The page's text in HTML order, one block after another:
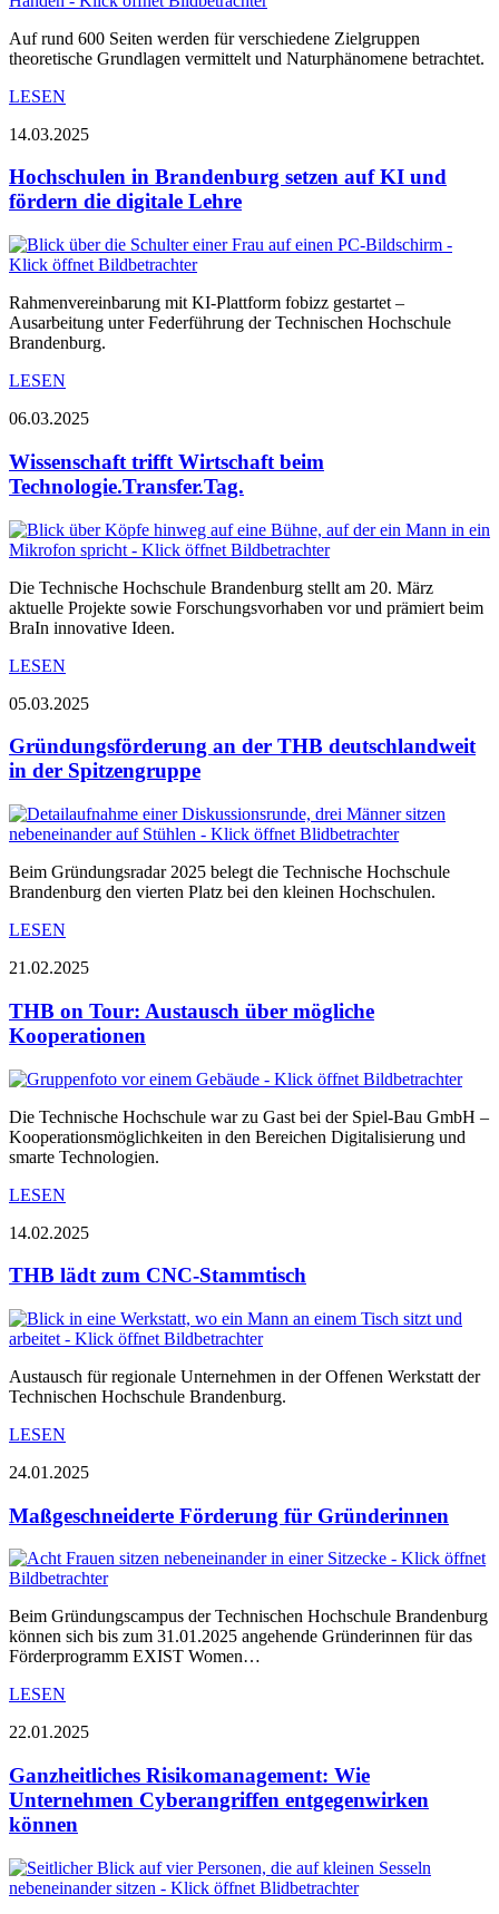
Auf rund 600 Seiten werden für verschiedene Zielgruppen
theoretische Grundlagen vermittelt und Naturphänomene betrachtet.
LESEN
14.03.2025
Hochschulen in Brandenburg setzen auf KI und
fördern die digitale Lehre
Rahmenvereinbarung mit KI-Plattform fobizz gestartet –
Ausarbeitung unter Federführung der Technischen Hochschule
Brandenburg.
LESEN
06.03.2025
Wissenschaft trifft Wirtschaft beim
Technologie.Transfer.Tag.
Die Technische Hochschule Brandenburg stellt am 20. März
aktuelle Projekte sowie Forschungsvorhaben vor und prämiert beim
BraIn innovative Ideen.
LESEN
05.03.2025
Gründungsförderung an der THB deutschlandweit
in der Spitzengruppe
Beim Gründungsradar 2025 belegt die Technische Hochschule
Brandenburg den vierten Platz bei den kleinen Hochschulen.
LESEN
21.02.2025
THB on Tour: Austausch über mögliche
Kooperationen
Die Technische Hochschule war zu Gast bei der Spiel-Bau GmbH –
Kooperationsmöglichkeiten in den Bereichen Digitalisierung und
smarte Technologien.
LESEN
14.02.2025
THB lädt zum CNC-Stammtisch
Austausch für regionale Unternehmen in der Offenen Werkstatt der
Technischen Hochschule Brandenburg.
LESEN
24.01.2025
Maßgeschneiderte Förderung für Gründerinnen
Beim Gründungscampus der Technischen Hochschule Brandenburg
können sich bis zum 31.01.2025 angehende Gründerinnen für das
Förderprogramm EXIST Women…
LESEN
22.01.2025
Ganzheitliches Risikomanagement: Wie
Unternehmen Cyberangriffen entgegenwirken
können